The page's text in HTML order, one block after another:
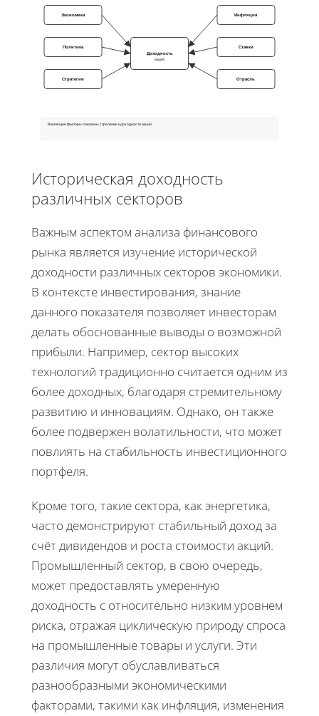
Экономика
Политика
Стратегии
Инфляция
Ставки
Отрасль
Доходность
акций
Влияющие факторы показаны стрелками к доходности акций.
Историческая доходность
различных секторов
Важным аспектом анализа финансового
рынка является изучение исторической
доходности различных секторов экономики.
В контексте инвестирования, знание
данного показателя позволяет инвесторам
делать обоснованные выводы о возможной
прибыли. Например, сектор высоких
технологий традиционно считается одним из
более доходных, благодаря стремительному
развитию и инновациям. Однако, он также
более подвержен волатильности, что может
повлиять на стабильность инвестиционного
портфеля.
Кроме того, такие сектора, как энергетика,
часто демонстрируют стабильный доход за
счёт дивидендов и роста стоимости акций.
Промышленный сектор, в свою очередь,
может предоставлять умеренную
доходность с относительно низким уровнем
риска, отражая циклическую природу спроса
на промышленные товары и услуги. Эти
различия могут обуславливаться
разнообразными экономическими
факторами, такими как инфляция, изменения